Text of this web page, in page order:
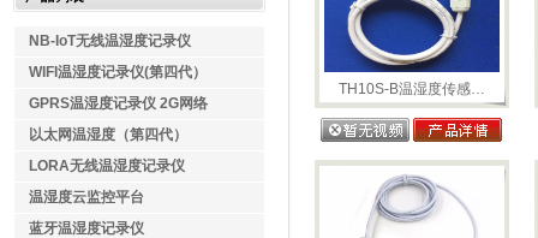
NB-IoT无线温湿度记录仪
WIFI温湿度记录仪(第四代）
GPRS温湿度记录仪 2G网络
以太网温湿度（第四代）
LORA无线温湿度记录仪
温湿度云监控平台
蓝牙温湿度记录仪
TH10S-B温湿度传感…